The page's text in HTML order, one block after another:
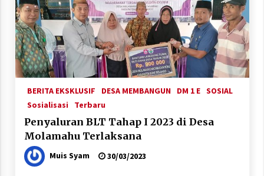
BERITA EKSKLUSIF DESA MEMBANGUN DM 1 E SOSIAL
Sosialisasi
Terbaru
Penyaluran BLT Tahap I 2023 di Desa
Molamahu Terlaksana
Muis Syam 30/03/2023